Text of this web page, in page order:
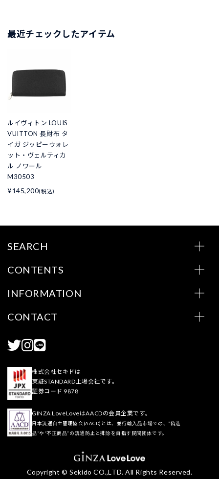
最近チェックしたアイテム
ルイヴィトン LOUIS
VUITTON 長財布 タ
イガ ジッピーウォレ
ット・ヴェルティカ
ル ノワール
M30503
¥145,200(税込)
SEARCH
CONTENTS
INFORMATION
CONTACT
株式会社セキドは
東証STANDARD上場会社です。
証券コード 9878
GINZA LoveLoveはAACDの会員企業です。
日本流通自主管理協会(AACD)とは、並行輸入品市場での、“偽造
品”や“不正商品”の流通防止と排除を目指す民間団体です。
Copyright © Sekido CO.,LTD. All Rights Reserved.